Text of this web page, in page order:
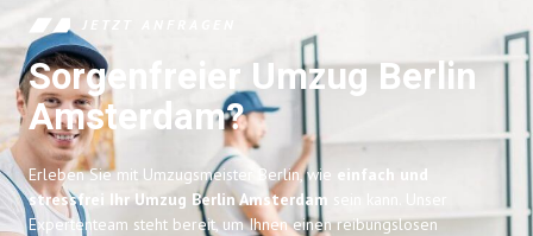
JETZT ANFRAGEN
Sorgenfreier Umzug Berlin
Amsterdam?
Erleben Sie mit Umzugsmeister Berlin, wie einfach und
stressfrei Ihr Umzug Berlin Amsterdam
Expertenteam steht bereit, um Ihnen einen reibungslosen